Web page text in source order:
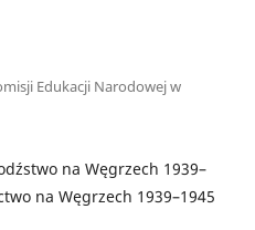
Edukacji Narodowej w
na Węgrzech 1939–
na Węgrzech 1939–1945